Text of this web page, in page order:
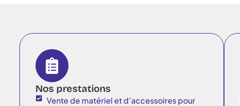
Nos prestations
Vente de matériel et d’accessoires pour